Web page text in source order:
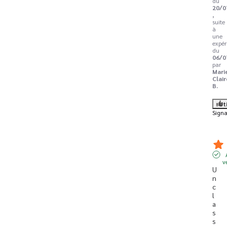
20/
,
suite
à
une
du
06/
par
B.
U
n
c
l
a
s
s